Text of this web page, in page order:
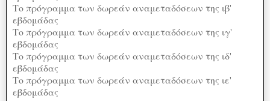
Το πρόγραμμα των δωρεάν αναμεταδόσεων της ιβ'
εβδομάδας
Το πρόγραμμα των δωρεάν αναμεταδόσεων της ιγ'
εβδομάδας
Το πρόγραμμα των δωρεάν αναμεταδόσεων της ιδ'
εβδομάδας
Το πρόγραμμα των δωρεάν αναμεταδόσεων της ιε'
εβδομάδας